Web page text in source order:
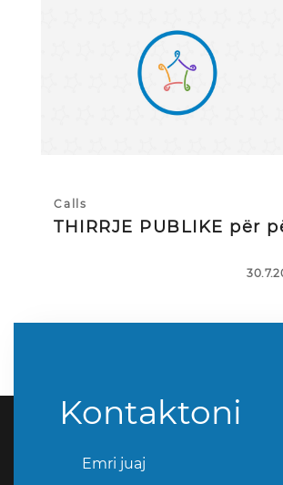
Calls
THIRRJE PUBLIKE për
Kontaktoni